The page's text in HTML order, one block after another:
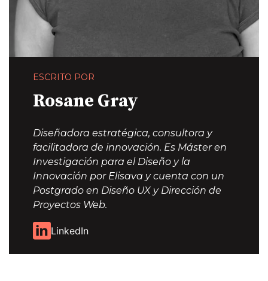
ESCRITO POR
Rosane Gray
Diseñadora estratégica, consultora y
facilitadora de innovación. Es Máster en
Investigación para el Diseño y la
Innovación por Elisava y cuenta con un
Postgrado en Diseño UX y Dirección de
Proyectos Web.
LinkedIn